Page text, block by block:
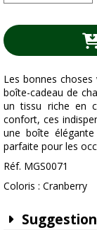
Les bonnes
boîte-cadeau de
un tissu riche en
confort, ces
une boîte
parfaite pour les
Réf. MGS0071
Coloris : Cranberry